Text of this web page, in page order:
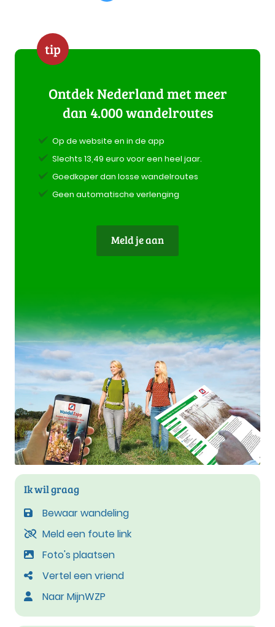
tip
Ontdek Nederland met meer
dan 4.000 wandelroutes
Op de website en in de app
Slechts 13,49 euro voor een heel jaar.
Goedkoper dan losse wandelroutes
Geen automatische verlenging
Meld je aan
Ik wil graag
Bewaar wandeling
Meld een foute link
Foto's plaatsen
Vertel een vriend
Naar MijnWZP